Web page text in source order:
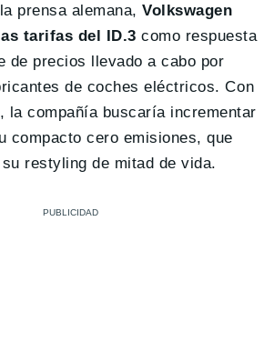
prensa alemana,Volkswagen
tarifas del ID.3 como respuesta
de precios llevado a cabo por
de coches eléctricos. Con
la compañía buscaría incrementar
compacto cero emisiones, que
restyling de mitad de vida.